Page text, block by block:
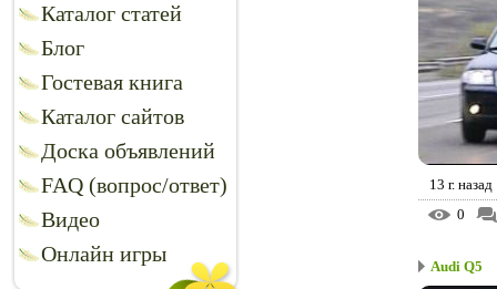
Каталог статей
Блог
Гостевая книга
Каталог сайтов
Доска объявлений
FAQ (вопрос/ответ)
Видео
Онлайн игры
13 г. назад
0
Audi Q5